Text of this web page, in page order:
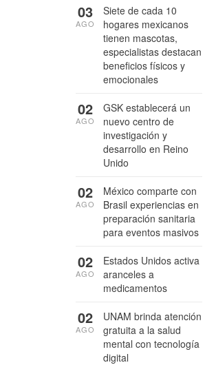
Siete de cada 10
hogares mexicanos
tienen mascotas,
especialistas destacan
beneficios físicos y
emocionales
03
AGO
GSK establecerá un
nuevo centro de
investigación y
desarrollo en Reino
Unido
02
AGO
México comparte con
Brasil experiencias en
preparación sanitaria
para eventos masivos
02
AGO
Estados Unidos activa
aranceles a
medicamentos
02
AGO
UNAM brinda atención
gratuita a la salud
mental con tecnología
digital
02
AGO